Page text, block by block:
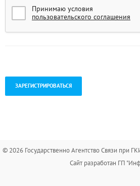
Принимаю условия
пользовательского соглашения
© 2026 Государственно Агентство Связи при
Сайт разработан ГП